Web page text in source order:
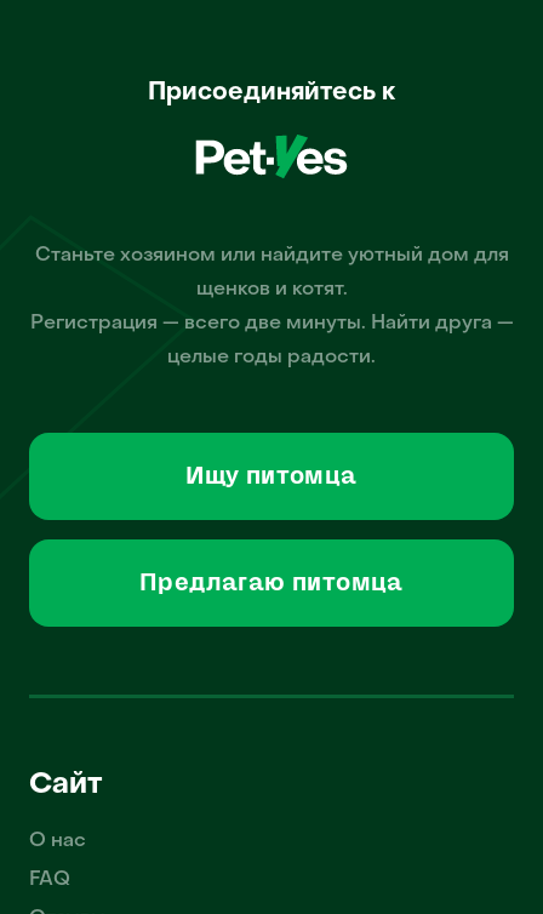
Присоединяйтесь к
Станьте хозяином или найдите уютный дом для
щенков и котят.
Регистрация — всего две минуты. Найти друга —
целые годы радости.
Ищу питомца
Предлагаю питомца
Сайт
О нас
FAQ